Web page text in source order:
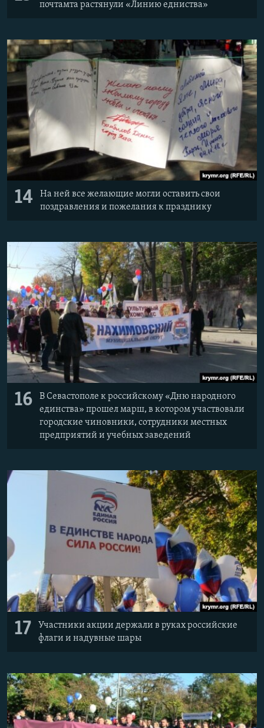
почтамта растянули «Линию едниства»
14
На ней все желающие могли оставить свои
поздравления и пожелания к празднику
16
В Севастополе к российскому «Дню народного
единства» прошел марш, в котором участвовали
городские чиновники, сотрудники местных
предприятий и учебных заведений
17
Участники акции держали в руках российские
флаги и надувные шары